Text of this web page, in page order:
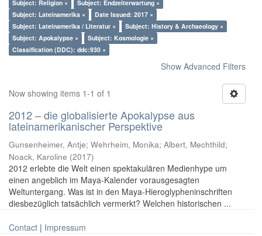
Subject: Religion ×
Subject: Endzeiterwartung ×
Subject: Lateinamerika ×
Date Issued: 2017 ×
Subject: Lateinamerika / Literatur ×
Subject: History & Archaeology ×
Subject: Apokalypse ×
Subject: Kosmologie ×
Classification (DDC): ddc:930 ×
Show Advanced Filters
Now showing items 1-1 of 1
2012 – die globalisierte Apokalypse aus
lateinamerikanischer Perspektive
Gunsenheimer, Antje; Wehrheim, Monika; Albert, Mechthild;
Noack, Karoline (2017)
2012 erlebte die Welt einen spektakulären Medienhype um
einen angeblich im Maya-Kalender vorausgesagten
Weltuntergang. Was ist in den Maya-Hieroglypheninschriften
diesbezüglich tatsächlich vermerkt? Welchen historischen ...
Contact | Impressum